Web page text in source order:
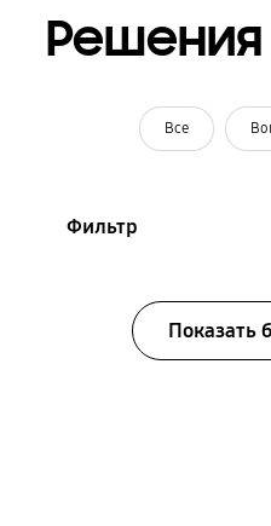
Все
Фильтр
Показать